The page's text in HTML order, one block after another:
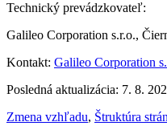
Technický prevádzkovateľ:
Galileo Corporation s.r.o.,
Kontakt: Galileo Corporation
Posledná aktualizácia: 7. 8.
Zmena vzhľadu, Štruktúra